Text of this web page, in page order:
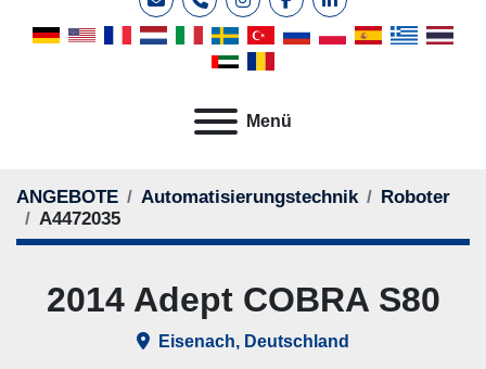
E-MailTelefoninstagramfacebooklinkedin
Menü
ANGEBOTE Automatisierungstechnik
Roboter
A4472035
2014 Adept COBRA S80
Eisenach, Deutschland